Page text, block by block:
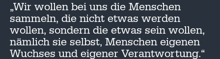
„Wir wollen bei uns die Menschen
sammeln, die nicht etwas werden
wollen, sondern die etwas sein wollen,
nämlich sie selbst, Menschen eigenen
Wuchses und eigener Verantwortung.“